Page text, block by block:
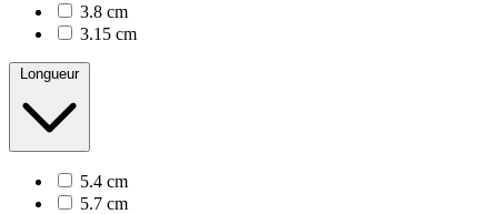
3.8 cm
3.15 cm
Longueur
5.4 cm
5.7 cm